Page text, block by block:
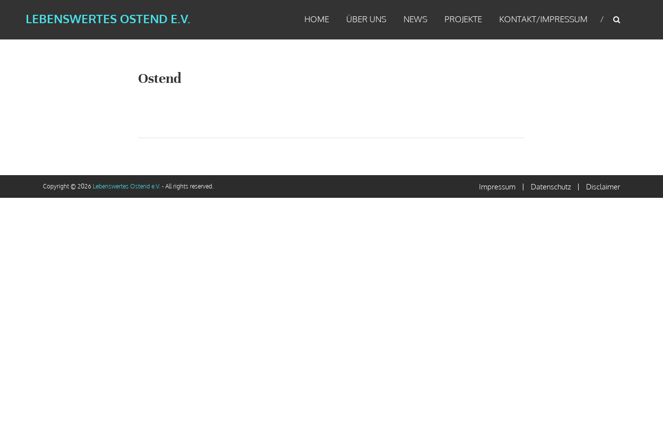
LEBENSWERTES OSTEND E.V. HOME ÜBER UNS NEWS PROJEKTE KONTAKT/IMPRESSUM
Ostend
Copyright © 2026 Lebenswertes Ostend e.V. - All rights reserved. Impressum Datenschutz Disclaimer